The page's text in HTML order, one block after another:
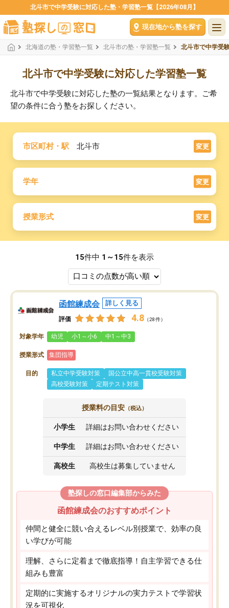
北斗市で中学受験に対応した塾・学習塾一覧【2026年08月】
現在地から塾を探す
北海道の塾・学習塾一覧 北斗市の塾・学習塾一覧 北斗市で中学受
北斗市で中学受験に対応した学習塾一覧
北斗市で中学受験に対応した塾の一覧結果となります。ご希
望の条件に合う塾をお探しください。
市区町村・駅 北斗市 変更
学年 変更
授業形式 変更
15件中 1～15件を表示
函館練成会 詳しく見る
評価 4.8 （28件）
対象学年 幼児 小1～小6 中1～中3
授業形式 集団指導
目的 私立中学受験対策
国公立中高一貫校受験対策
高校受験対策
定期テスト対策
授業料の目安 （税込）
小学生 詳細はお問い合わせください
中学生 詳細はお問い合わせください
高校生 高校生は募集していません
塾探しの窓口編集部からみた
函館練成会のおすすめポイント
仲間と健全に競い合えるレベル別授業で、効率の良
い学びが可能
理解、さらに定着まで徹底指導！自主学習できる仕
組みも豊富
定期的に実施するオリジナルの実力テストで学習状
況を可視化